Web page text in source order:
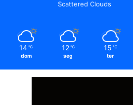
Scattered Clouds
14 ℃
dom
12 ℃
seg
15 ℃
ter